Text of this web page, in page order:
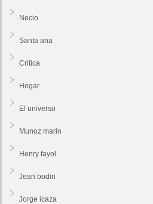
Necio
Santa ana
Critica
Hogar
El universo
Munoz marin
Henry fayol
Jean bodin
Jorge icaza